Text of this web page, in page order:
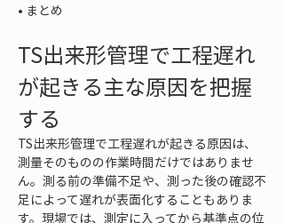
• まとめ
TS出来形管理で工程遅れ
が起きる主な原因を把握
する
TS出来形管理で工程遅れが起きる原因は、
測量そのものの作業時間だけではありませ
ん。測る前の準備不足や、測った後の確認不
足によって遅れが表面化することもありま
す。現場では、測定に入ってから基準点の位